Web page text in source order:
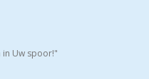
in Uw spoor!"